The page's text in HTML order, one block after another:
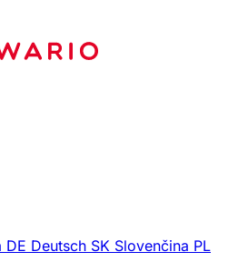
DE Deutsch SK Slovenčina PL